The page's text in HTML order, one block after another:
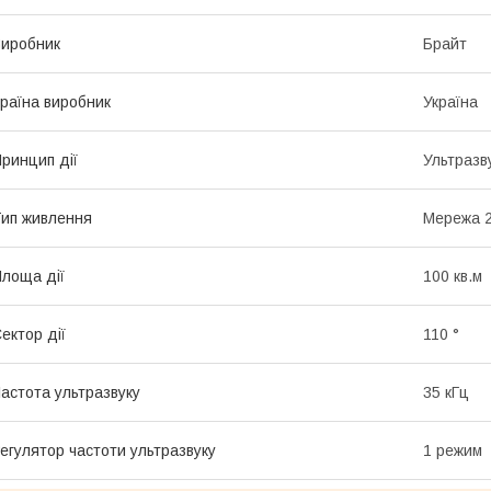
Брайт
виробник Україна
дії
живлення Мережа
дії 100 кв.м
дії 110 °
ультразвуку 35 кГц
частоти ультразвуку 1 режим